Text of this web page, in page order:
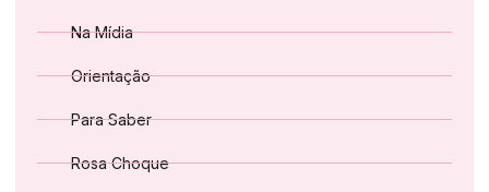
Na Mídia
Orientação
Para Saber
Rosa Choque